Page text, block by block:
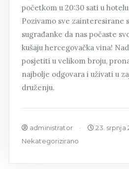
početkom u 20:30 sati u
Pozivamo sve zainteresirane
sugrađanke da nas počaste
kušaju hercegovačka vina!
posjetiti u velikom broju,
najbolje odgovara i uživati u
druženju.
administrator
23. srpnja
Nekategorizirano